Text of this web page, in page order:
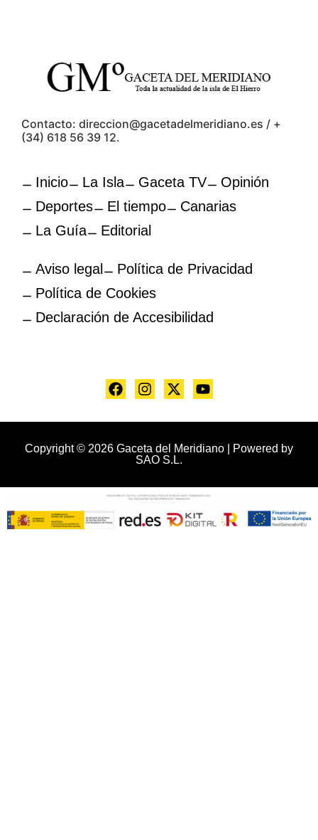
Contacto: direccion@gacetadelmeridiano.es / +
(34) 618 56 39 12.
Inicio La Isla Gaceta TV
Opinión
Deportes
El tiempo
Canarias
La Guía
Editorial
Aviso legal
Política de Privacidad
Política de Cookies
Declaración de Accesibilidad
Copyright © 2026 Gaceta del Meridiano | Powered by
SAO S.L.